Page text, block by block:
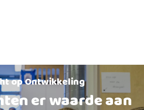
op Ontwikkeling
er waarde aan